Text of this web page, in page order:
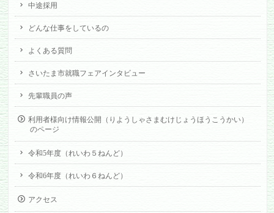
中途採用
どんな仕事をしているの
よくある質問
さいたま市就職フェアインタビュー
先輩職員の声
利用者様向け情報公開（りようしゃさまむけじょうほうこうかい）
のページ
令和5年度（れいわ５ねんど）
令和6年度（れいわ６ねんど）
アクセス